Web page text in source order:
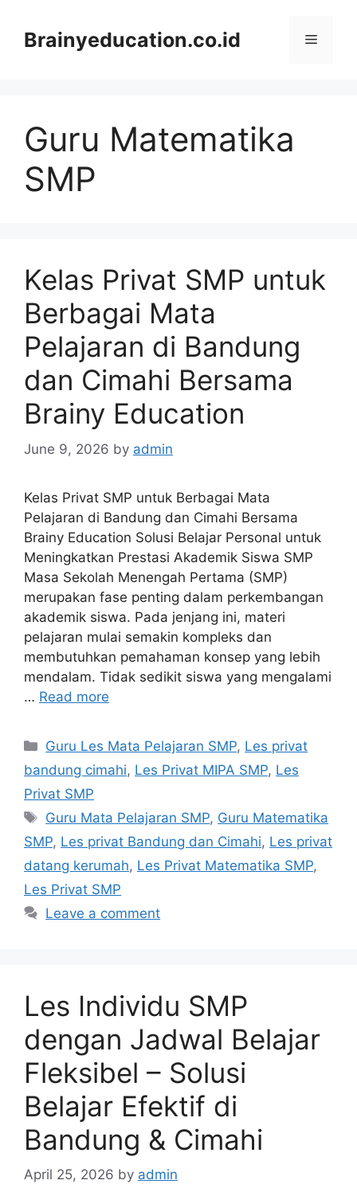
contentBrainyeducation.co.id Menu
Guru Matematika
SMP
Kelas Privat SMP untuk
Berbagai Mata
Pelajaran di Bandung
dan Cimahi Bersama
Brainy Education
June 9, 2026 by admin
Kelas Privat SMP untuk Berbagai Mata
Pelajaran di Bandung dan Cimahi Bersama
Brainy Education Solusi Belajar Personal untuk
Meningkatkan Prestasi Akademik Siswa SMP
Masa Sekolah Menengah Pertama (SMP)
merupakan fase penting dalam perkembangan
akademik siswa. Pada jenjang ini, materi
pelajaran mulai semakin kompleks dan
membutuhkan pemahaman konsep yang lebih
mendalam. Tidak sedikit siswa yang mengalami
… Read more
Categories
Guru Les Mata Pelajaran SMP, Les privat
bandung cimahi, Les Privat MIPA SMP, Les
Privat SMP
Tags
Guru Mata Pelajaran SMP, Guru Matematika
SMP, Les privat Bandung dan Cimahi, Les privat
datang kerumah, Les Privat Matematika SMP,
Les Privat SMP
Leave a comment
Les Individu SMP
dengan Jadwal Belajar
Fleksibel – Solusi
Belajar Efektif di
Bandung & Cimahi
April 25, 2026 by admin